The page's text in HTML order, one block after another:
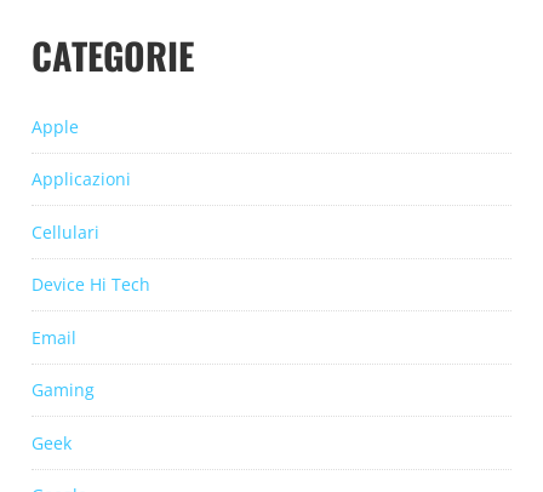
CATEGORIE
Apple
Applicazioni
Cellulari
Device Hi Tech
Email
Gaming
Geek